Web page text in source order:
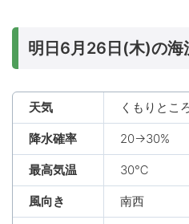
明日6月26日(木)の海
天気 くもりとこ
降水確率 20→30%
最高気温 30℃
風向き 南西